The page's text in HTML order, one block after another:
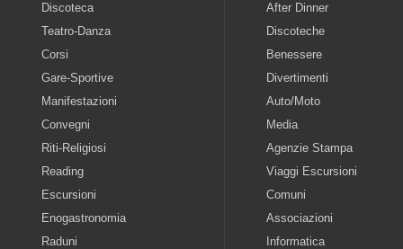
Discoteca
Teatro-Danza
Corsi
Gare-Sportive
Manifestazioni
Convegni
Riti-Religiosi
Reading
Escursioni
Enogastronomia
Raduni
After Dinner
Discoteche
Benessere
Divertimenti
Auto/Moto
Media
Agenzie Stampa
Viaggi Escursioni
Comuni
Associazioni
Informatica